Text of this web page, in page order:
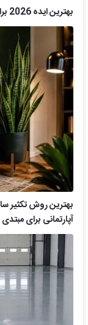
بهترین ایده 2026 برای شلف حمام؛ از مدل های ساده تا مدرن
بهترین روش تکثیر
آپارتمانی برای